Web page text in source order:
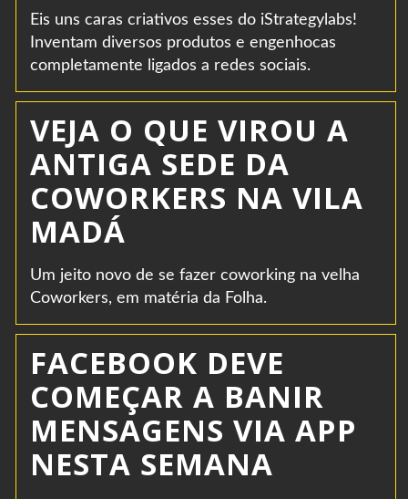
Eis uns caras criativos esses do iStrategylabs!
Inventam diversos produtos e engenhocas
completamente ligados a redes sociais.
VEJA O QUE VIROU A
ANTIGA SEDE DA
COWORKERS NA VILA
MADÁ
Um jeito novo de se fazer coworking na velha
Coworkers, em matéria da Folha.
FACEBOOK DEVE
COMEÇAR A BANIR
MENSAGENS VIA APP
NESTA SEMANA